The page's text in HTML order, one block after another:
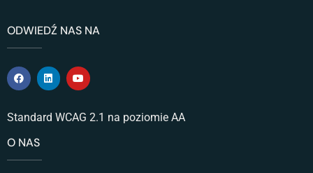
ODWIEDŹ NAS NA
Standard WCAG 2.1 na poziomie AA
O NAS